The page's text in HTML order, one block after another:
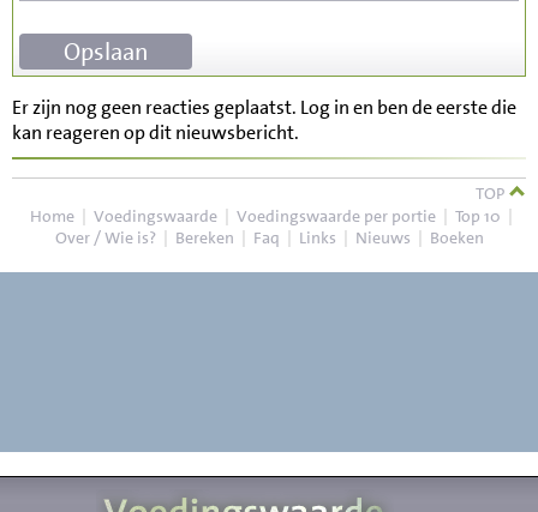
Er zijn nog geen reacties geplaatst. Log in en ben de eerste die
kan reageren op dit nieuwsbericht.
TOP
Home | Voedingswaarde | Voedingswaarde per portie | Top 10 |
Over / Wie is? | Bereken | Faq | Links | Nieuws | Boeken